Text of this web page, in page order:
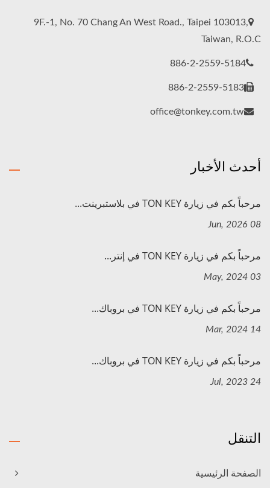
9F.-1, No. 70 Chang An West Road., Taipei 103013,
Taiwan, R.O.C
886-2-2559-5184
886-2-2559-5183
office@tonkey.com.tw
أحدث الأخبار
مرحباً بكم في زيارة TON KEY في بلاستبرينت...
08 Jun, 2026
مرحباً بكم في زيارة TON KEY في إنتر...
03 May, 2024
مرحباً بكم في زيارة TON KEY في بروباك...
14 Mar, 2024
مرحباً بكم في زيارة TON KEY في بروباك...
24 Jul, 2023
التنقل
الصفحة الرئيسية